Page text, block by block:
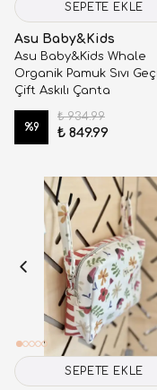
SEPETE EKLE
Asu Baby&Kids
Asu Baby&Kids Whale
Organik Pamuk Sıvı
Çift Askılı Çanta
%9
₺ 934.99
₺ 849.99
SEPETE EKLE